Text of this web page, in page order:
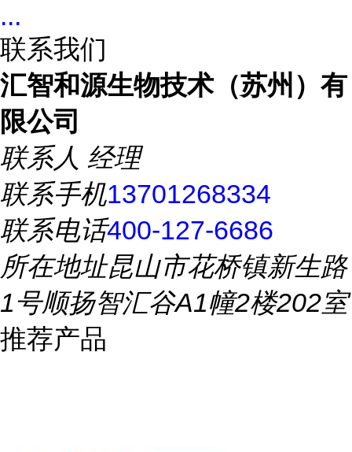
...
联系我们
汇智和源生物技术（苏州）有
限公司
联系人 经理
联系手机13701268334
联系电话400-127-6686
所在地址昆山市花桥镇新生路
1号顺扬智汇谷A1幢2楼202室
推荐产品